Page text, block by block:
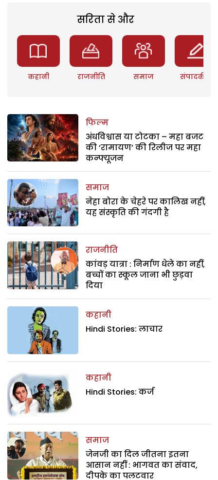
सरिता से और
कहानी राजनीति समाज संपादकीय
फिल्म
अंधविश्वास या टोटका – महा बजट
की ‘रामायण’ की रिलीज पर महा
कन्फ्यूजन
समाज
नेहा बोरा के चेहरे पर कालिख नहीं,
यह संस्कृति की गंदगी है
राजनीति
कांवड़ यात्रा : निर्माण धेले का नहीं,
बच्चों का स्कूल जाना भी छुड़वा
दिया
कहानी
Hindi Stories: लाचार
कहानी
Hindi Stories: कर्ज
समाज
जेनजी का दिल जीतना इतना
आसान नहीं : भागवत का संवाद,
दीपके का पलटवार